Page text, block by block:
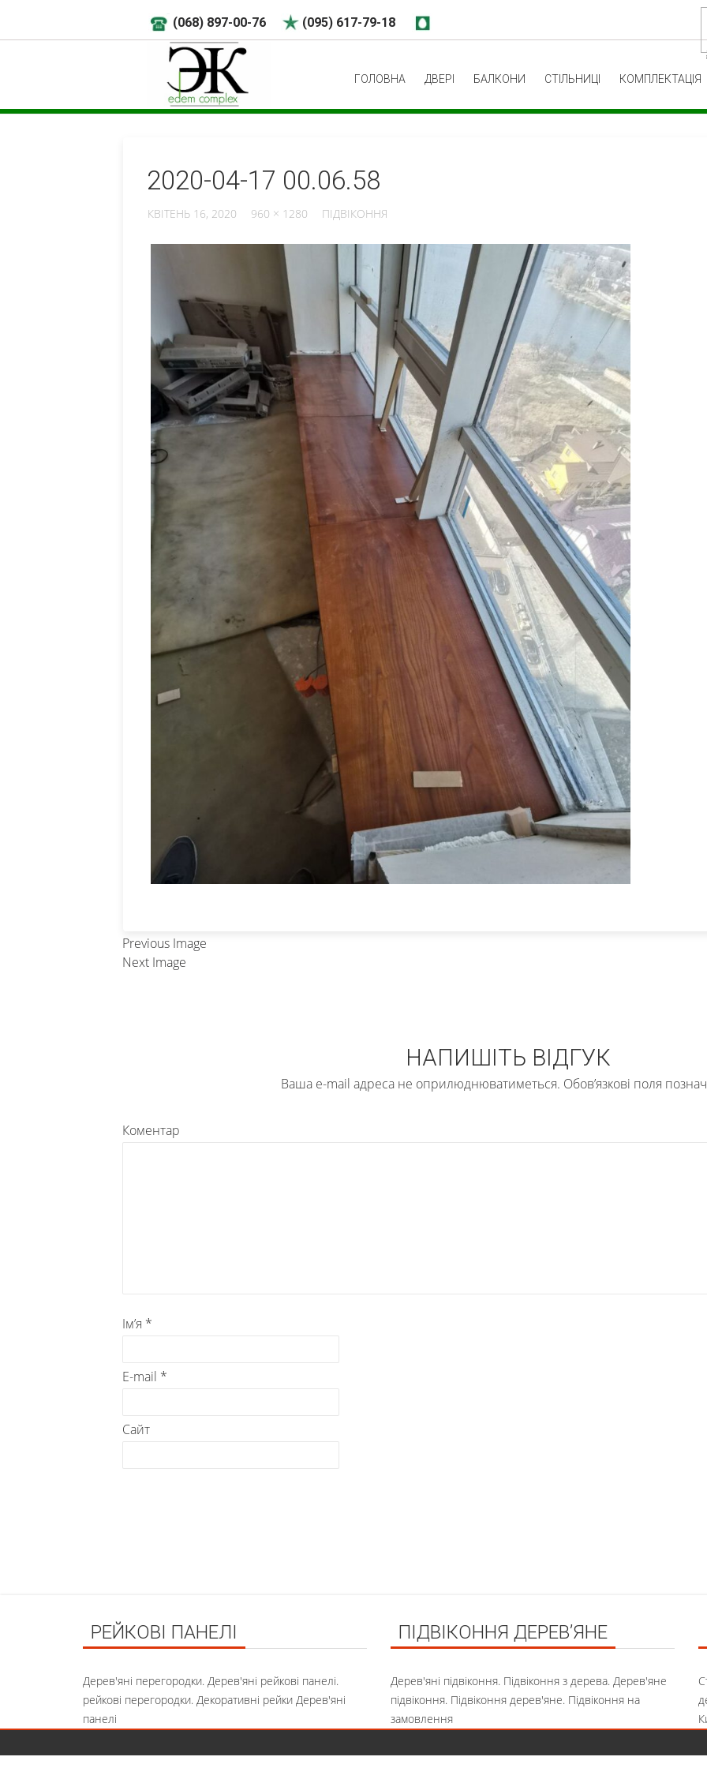
(068) 897-00-76
(095) 617-79-18
ГОЛОВНА ДВЕРІ БАЛКОНИ СТІЛЬНИЦІ КОМПЛЕКТАЦІЯ
2020-04-17 00.06.58
КВІТЕНЬ 16, 2020 960 × 1280 ПІДВІКОННЯ
Previous Image
Next Image
НАПИШІТЬ ВІДГУК
Ваша e-mail адреса не оприлюднюватиметься. Обов’язкові поля
Коментар
Ім’я *
E-mail *
Сайт
РЕЙКОВІ ПАНЕЛІ
Дерев'яні перегородки. Дерев'яні рейкові панелі.
рейкові перегородки. Декоративні рейки Дерев'яні
панелі
ПІДВІКОННЯ ДЕРЕВ’ЯНЕ
Дерев'яні підвіконня. Підвіконня з дерева. Дерев'яне
підвіконня. Підвіконня дерев'яне. Підвіконня на
замовлення